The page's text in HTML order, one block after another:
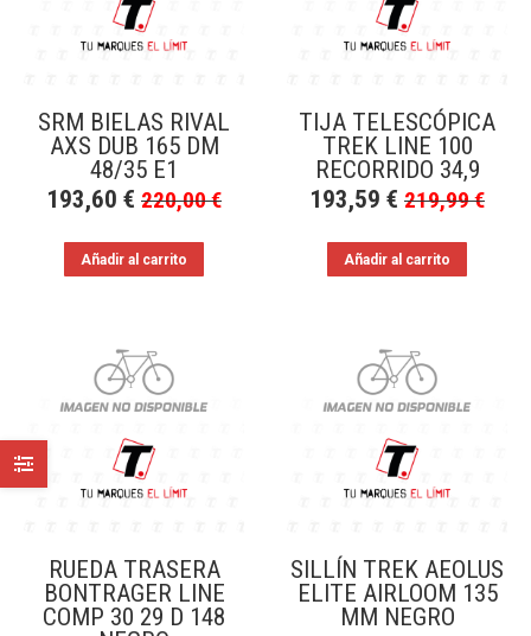
SRM BIELAS RIVAL
AXS DUB 165 DM
48/35 E1
193,60 € 220,00€
Añadir al carrito
TIJA TELESCÓPICA
TREK LINE 100
RECORRIDO 34,9
193,59 € 219,99€
Añadir al carrito
RUEDA TRASERA
BONTRAGER LINE
COMP 30 29 D 148
SILLÍN TREK AEOLUS
ELITE AIRLOOM 135
MM NEGRO